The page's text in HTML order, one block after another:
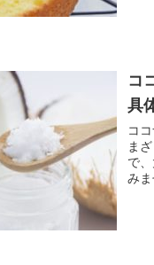
コ
具
コ
ま
で
み